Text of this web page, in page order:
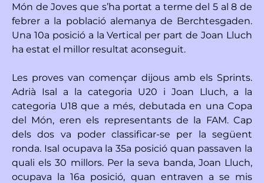
Món de Joves que s’ha portat a terme del 5 al 8 de
febrer a la població alemanya de Berchtesgaden.
Una 10a posició a la Vertical per part de Joan Lluch
ha estat el millor resultat aconseguit.
Les proves van començar dijous amb els Sprints.
Adrià Isal a la categoria U20 i Joan Lluch, a la
categoria U18 que a més, debutada en una Copa
del Món, eren els representants de la FAM. Cap
dels dos va poder classificar-se per la següent
ronda. Isal ocupava la 35a posició quan passaven la
quali els 30 millors. Per la seva banda, Joan Lluch,
ocupava la 16a posició, quan entraven a se mis